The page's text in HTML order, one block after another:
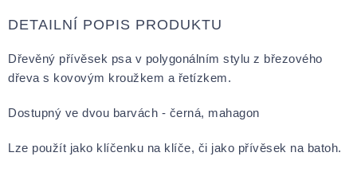
DETAILNÍ POPIS PRODUKTU
Dřevěný přívěsek psa v polygonálním stylu z březového
dřeva s kovovým kroužkem a řetízkem.
Dostupný ve dvou barvách - černá, mahagon
Lze použít jako klíčenku na klíče, či jako přívěsek na batoh.